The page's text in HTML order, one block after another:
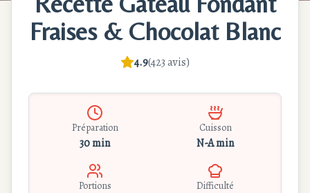
Fraises & Chocolat Blanc
4.9(423 avis)
Préparation
30 min
Cuisson
N-A min
Portions Difficulté